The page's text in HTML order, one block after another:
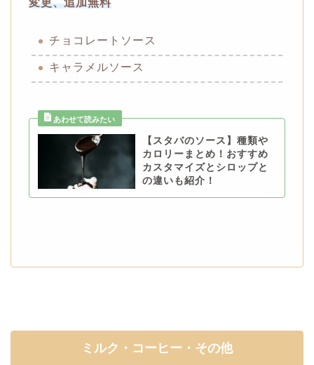
変更、追加無料
チョコレートソース
キャラメルソース
【スタバのソース】種類や
カロリーまとめ！おすすめ
カスタマイズとシロップと
の違いも紹介！
ミルク・コーヒー・その他